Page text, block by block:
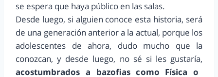
se espera que haya público en las salas.
Desde luego, si alguien conoce esta historia, será
de una generación anterior a la actual, porque los
adolescentes de ahora, dudo mucho que la
conozcan, y desde luego, no sé si les gustaría,
acostumbrados a bazofias como Física o